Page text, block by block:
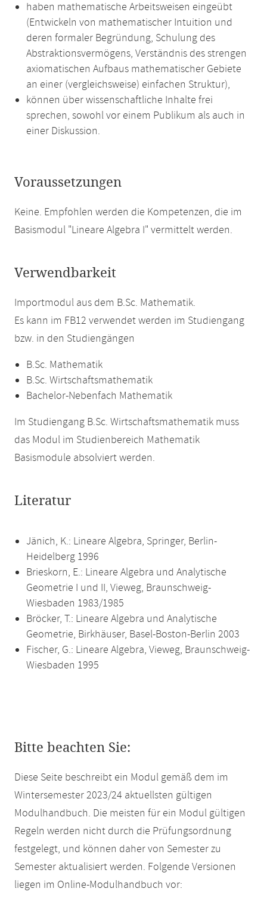
haben mathematische Arbeitsweisen eingeübt
(Entwickeln von mathematischer Intuition und
deren formaler Begründung, Schulung des
Abstraktionsvermögens, Verständnis des strengen
axiomatischen Aufbaus mathematischer Gebiete
an einer (vergleichsweise) einfachen Struktur),
können über wissenschaftliche Inhalte frei
sprechen, sowohl vor einem Publikum als auch in
einer Diskussion.
Voraussetzungen
Keine. Empfohlen werden die Kompetenzen, die im
Basismodul "Lineare Algebra I" vermittelt werden.
Verwendbarkeit
Importmodul aus dem B.Sc. Mathematik.
Es kann im FB12 verwendet werden im Studiengang
bzw. in den Studiengängen
B.Sc. Mathematik
B.Sc. Wirtschaftsmathematik
Bachelor-Nebenfach Mathematik
Im Studiengang B.Sc. Wirtschaftsmathematik muss
das Modul im Studienbereich Mathematik
Basismodule absolviert werden.
Literatur
Jänich, K.: Lineare Algebra, Springer, Berlin-
Heidelberg 1996
Brieskorn, E.: Lineare Algebra und Analytische
Geometrie I und II, Vieweg, Braunschweig-
Wiesbaden 1983/1985
Bröcker, T.: Lineare Algebra und Analytische
Geometrie, Birkhäuser, Basel-Boston-Berlin 2003
Fischer, G.: Lineare Algebra, Vieweg, Braunschweig-
Wiesbaden 1995
Bitte beachten Sie:
Diese Seite beschreibt ein Modul gemäß dem im
Wintersemester 2023/24 aktuellsten gültigen
Modulhandbuch. Die meisten für ein Modul gültigen
Regeln werden nicht durch die Prüfungsordnung
festgelegt, und können daher von Semester zu
Semester aktualisiert werden. Folgende Versionen
liegen im Online-Modulhandbuch vor: